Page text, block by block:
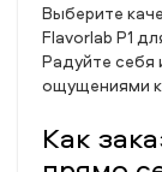
Выберите
Flavorlab P1
Радуйте себя
ощущениями
Как